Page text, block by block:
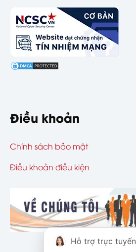
Điều khoản
Chính sách bảo mật
Điều khoản điều kiện
Hỗ trợ trực tuyến